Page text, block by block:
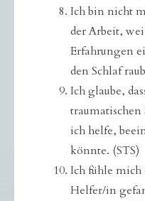
Ich bin nicht
der Arbeit,
Erfahrungen
den Schlaf
Ich glaube,
traumatischen
ich helfe,
könnte. (STS)
Ich fühle mich
Helfer/in